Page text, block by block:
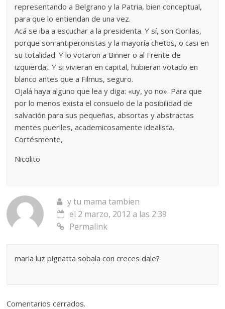
representando a Belgrano y la Patria, bien conceptual,
para que lo entiendan de una vez.
Acá se iba a escuchar a la presidenta. Y sí, son Gorilas,
porque son antiperonistas y la mayoría chetos, o casi en
su totalidad. Y lo votaron a Binner o al Frente de
izquierda,. Y si vivieran en capital, hubieran votado en
blanco antes que a Filmus, seguro.
Ojalá haya alguno que lea y diga: «uy, yo no». Para que
por lo menos exista el consuelo de la posibilidad de
salvación para sus pequeñas, absortas y abstractas
mentes pueriles, academicosamente idealista.
Cortésmente,
Nicolito
y tu mama tambien
el 2 marzo, 2012 a las 2:39
Permalink
maria luz pignatta sobala con creces dale?
Comentarios cerrados.